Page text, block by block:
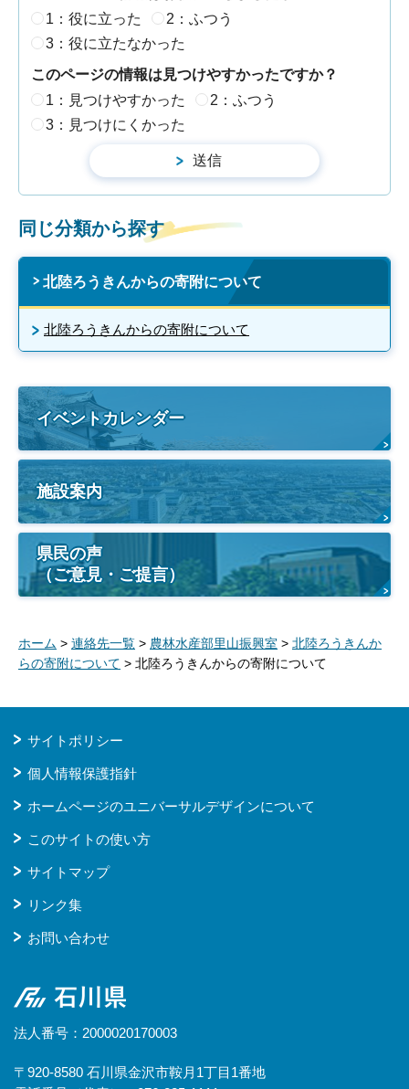
1：役に立った
2：ふつう
3：役に立たなかった
このページの情報は見つけやすかったですか？
1：見つけやすかった
2：ふつう
3：見つけにくかった
同じ分類から探す
北陸ろうきんからの寄附について
北陸ろうきんからの寄附について
イベントカレンダー
施設案内
県民の声
（ご意見・ご提言）
ホーム > 連絡先一覧 > 農林水産部里山振興室 > 北陸ろうきんか
らの寄附について > 北陸ろうきんからの寄附について
サイトポリシー
個人情報保護指針
ホームページのユニバーサルデザインについて
このサイトの使い方
サイトマップ
リンク集
お問い合わせ
石川県
法人番号：2000020170003
〒920-8580 石川県金沢市鞍月1丁目1番地